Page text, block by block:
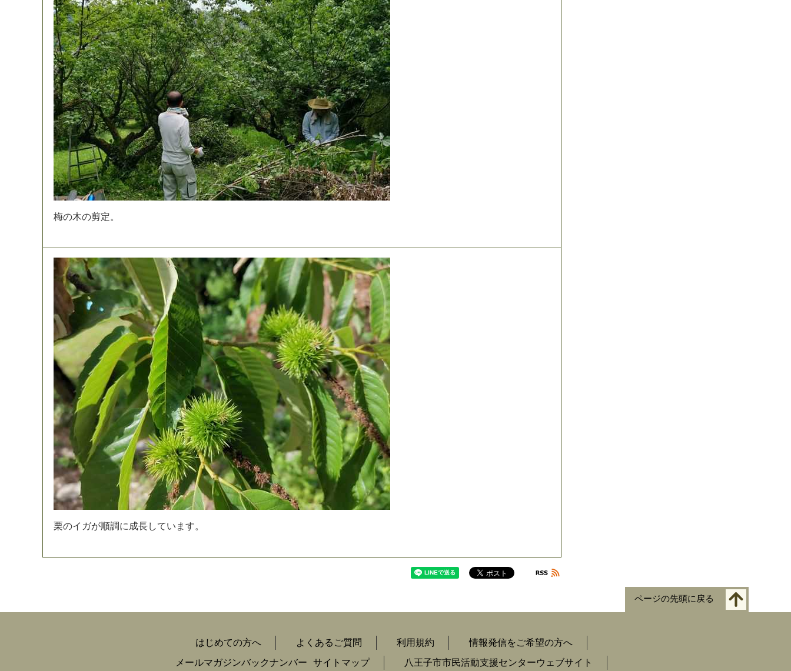
梅の木の剪定。
栗のイ ガが順調に 成長してい ま す。
ページの先頭に戻る
はじめての方へ よくあるご質問 利用規約
情報発信をご希望の方へ
メールマガジンバックナンバー
サイトマップ 八王子市市民活動支援センターウェブサイト